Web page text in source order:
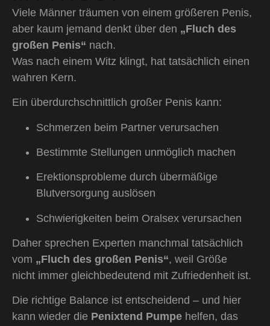
Viele Männer träumen von einem größeren Penis,
aber kaum jemand denkt über den „Fluch des
großen Penis“ nach.
Was nach einem Witz klingt, hat tatsächlich einen
wahren Kern.
Ein überdurchschnittlich großer Penis kann:
Schmerzen beim Partner verursachen
Bestimmte Stellungen unmöglich machen
Erektionsprobleme durch übermäßige
Blutversorgung auslösen
Schwierigkeiten beim Oralsex verursachen
Daher sprechen Experten manchmal tatsächlich
vom „Fluch des großen Penis“, weil Größe
nicht immer gleichbedeutend mit Zufriedenheit ist.
Die richtige Balance ist entscheidend – und hier
kann wieder die Penixtend Pumpe helfen, das